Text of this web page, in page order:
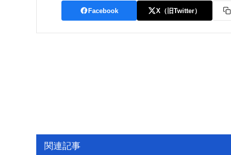
Facebook X（旧Twitter）
関連記事